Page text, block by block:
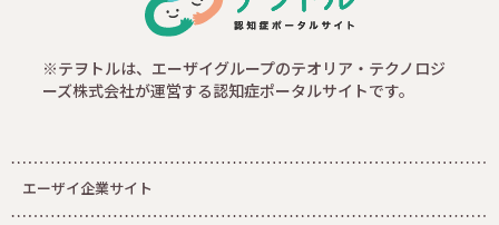
※テヲトルは、エーザイグループのテオリア・テクノロジ
ーズ株式会社が運営する認知症ポータルサイトです。
エーザイ企業サイト